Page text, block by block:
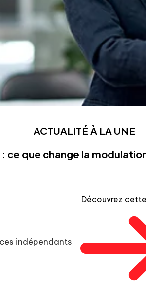
ACTUALITÉ À LA UNE
ce que change la
indépendants
Découvrez